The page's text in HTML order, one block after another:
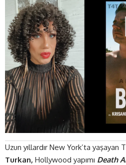
Uzun yıllardır New York’ta yaşayan
Turkan, Hollywood yapımı Death